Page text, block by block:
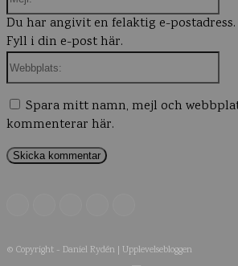
Du har angivit en felaktig e-postadress.
Fyll i din e-post här.
Spara mitt namn, mejl och
kommenterar här.
© Copyright - Daniel Rydén | Upplevelsebloggen